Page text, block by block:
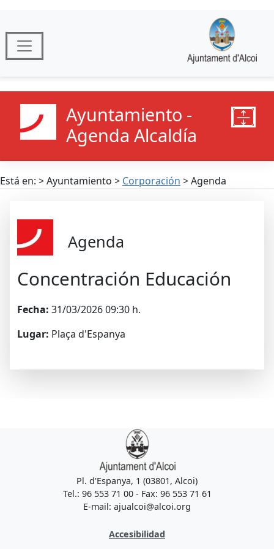
Ayuntamiento -
Agenda Alcaldía
Está en: > Ayuntamiento > Corporación > Agenda
Agenda
Concentración Educación
Fecha: 31/03/2026 09:30 h.
Lugar: Plaça d'Espanya
Pl. d'Espanya, 1 (03801, Alcoi)
Tel.: 96 553 71 00 - Fax: 96 553 71 61
E-mail: ajualcoi@alcoi.org
Accesibilidad